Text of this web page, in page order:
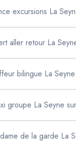
excursions La
aller retour La
bilingue La
groupe La Seyne
de la garde La